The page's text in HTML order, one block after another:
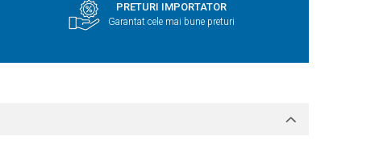
PRETURI IMPORTATOR
Garantat cele mai bune preturi